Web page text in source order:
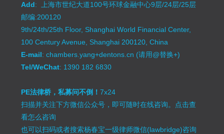
Add: 上海市世纪大道100号环球金融中心9层/24层/25层
邮编:200120
9th/24th/25th Floor, Shanghai World Financial Center,
100 Century Avenue, Shanghai 200120, China
E-mail: chambers.yang+dentons.cn (请用@替换+)
Tel/WeChat: 1390 182 6830
PE法律桥，私募问不倒！7x24
扫描并关注下方微信公众号，即可随时在线咨询。 点击查
看怎么咨询
也可以扫码或者搜索杨春宝一级律师微信(lawbridge)咨询